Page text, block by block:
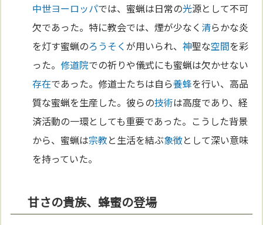
中世ヨーロッパでは、蜜蝋は日常の光源として不可
欠であった。特に教会では、煙が少なく 清らかな炎
を灯す蜜蝋のろうそくが用いられ、神聖な空間を彩
った。修道院での祈りや儀式にも蜜蝋は欠かせない
存在であった。修道士たちは自ら養蜂を行い、高品
質な蜜蝋を生産した。彼らの技術は高度であり、経
済活動の一環としても重要であった。こうした背景
から、蜜蝋は宗教と生活を結ぶ象徴として深い意味
を持っていた。
甘さの貴族、蜂蜜の登場